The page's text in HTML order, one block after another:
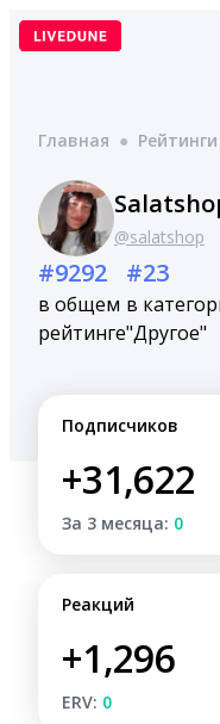
Перейти
Главная ● Рейтинги
@salatshop
#9292
в общем
рейтинге
#23
в
"Другое"
Подписчиков
+31,622
За 3 месяца: 0
Реакций
+1,296
ERV: 0